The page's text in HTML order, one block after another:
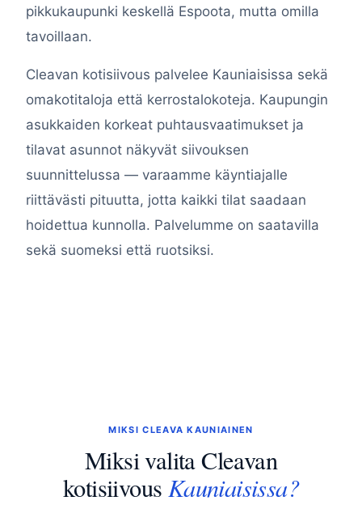
pikkukaupunki keskellä Espoota, mutta omilla
tavoillaan.
Cleavan kotisiivous palvelee Kauniaisissa sekä
omakotitaloja että kerrostalokoteja. Kaupungin
asukkaiden korkeat puhtausvaatimukset ja
tilavat asunnot näkyvät siivouksen
suunnittelussa — varaamme käyntiajalle
riittävästi pituutta, jotta kaikki tilat saadaan
hoidettua kunnolla. Palvelumme on saatavilla
sekä suomeksi että ruotsiksi.
MIKSI CLEAVA KAUNIAINEN
Miksi valita Cleavan
kotisiivous Kauniaisissa?